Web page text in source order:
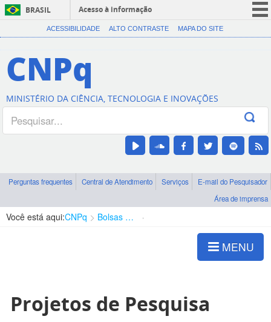
BRASIL
Acesso à informação
CORONAVÍRUS (COVID-19)
Canais
ACESSIBILIDADE ALTO CONTRASTE MAPA DO SITE
CNPq
MINISTÉRIO DA CIÊNCIA, TECNOLOGIA E INOVAÇÕES
Perguntas frequentes Central de Atendimento Serviços
E-mail do Pesquisador
Área de imprensa
Você está aqui:CNPq Bolsas e Auxílios Vigentes
MENU
Projetos de Pesquisa